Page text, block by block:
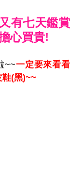
有七天鑑賞
心買貴!
~~一定要來看看
鞋(黑)~~